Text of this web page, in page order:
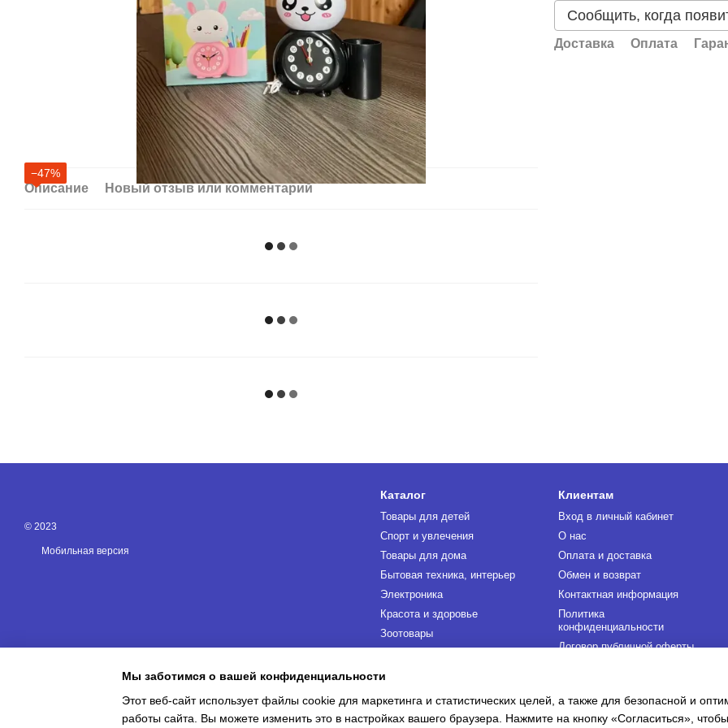
−47%
Описание Новый отзыв или комментарий
Сообщить, когда
Доставка Оплата
© 2023
Мобильная версия
Каталог
Товары для детей
Спорт и увлечения
Товары для дома
Бытовая техника, интерьер
Электроника
Красота и здоровье
Зоотовары
Клиентам
Вход в личный кабинет
О нас
Оплата и доставка
Обмен и возврат
Контактная информация
Политика
конфиденциальности
Договор публичной оферты
Мы заботимся о вашей конфиденциальности
Этот веб-сайт использует файлы cookie для маркетинга и статистических целей, а также для безопасной и
работы сайта. Вы можете изменить это в настройках вашего браузера. Нажмите на кнопку «Согласиться»,